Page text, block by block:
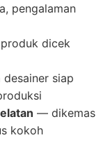
pengalaman
dicek
siap
— dikemas
kokoh